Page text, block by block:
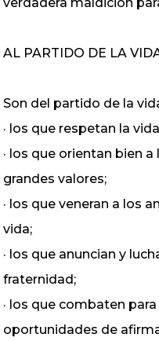
AL PARTIDO DE LA
Son del partido de la
· los que respetan la
· los que orientan bien
grandes valores;
· los que veneran a los
vida;
· los que anuncian y
fraternidad;
· los que combaten
oportunidades de